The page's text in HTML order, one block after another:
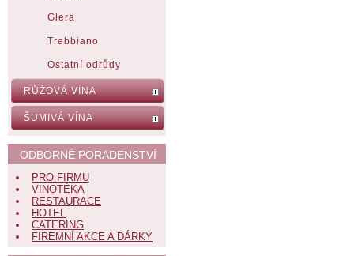
Glera
Trebbiano
Ostatní odrůdy
RŮŽOVÁ VÍNA
ŠUMIVÁ VÍNA
ODBORNÉ PORADENSTVÍ
PRO FIRMU
VINOTÉKA
RESTAURACE
HOTEL
CATERING
FIREMNÍ AKCE A DÁRKY